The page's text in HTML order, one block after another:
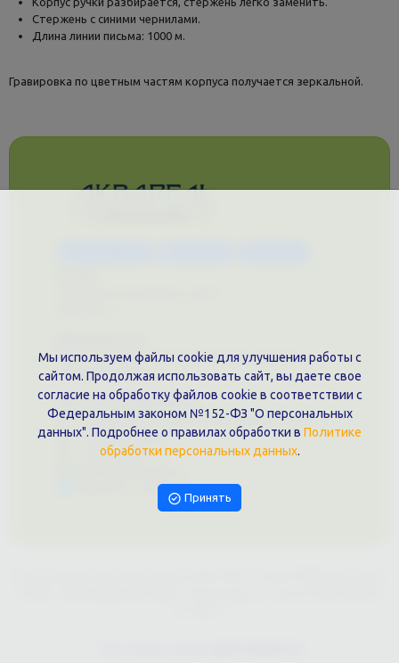
Стержень с синими чернилами.
Длина линии письма: 1000 м.
Гравировка по цветным частям корпуса получается зеркальной.
Политика обработки персональных данных
Публичная оферта
Контакты филиала
г. Краснодар, ул. Шоссе Нефтяников, 28, оф. 51
+7 (861)202-09-02
+7 (909)466-00-16
Написать в Telegram
Мы используем файлы cookie для улучшения работы с
сайтом. Продолжая использовать сайт, вы даете свое
согласие на обработку файлов cookie в соответствии с
Федеральным законом №152-ФЗ "О персональных
данных". Подробнее о правилах обработки в Политике
обработки персональных данных.
Принять